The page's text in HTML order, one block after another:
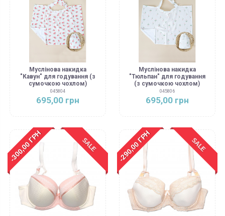
Муслінова накидка
"Кавун" для годування (з
сумочкою чохлом)
045804
695,00 грн
Муслінова накидка
"Тюльпан" для годування
(з сумочкою чохлом)
045806
695,00 грн
SALE
-300,00 ГРН SALE
-290,00 ГРН